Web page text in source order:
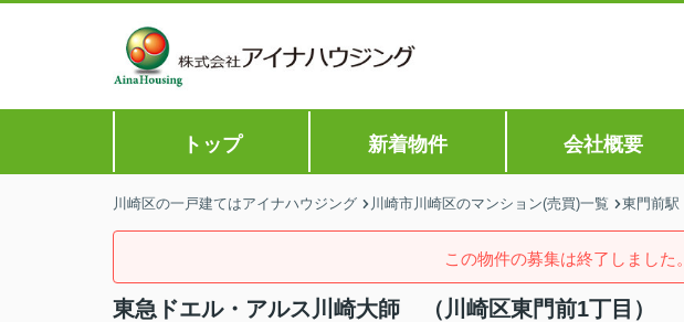
トップ 新着物件 会社概要
川崎区の一戸建てはアイナハウジング 川崎市川崎区のマンション(売買)一覧 東門前駅
この物件の募集は終了しました。
東急ドエル・アルス川崎大師 （川崎区東門前1丁目）